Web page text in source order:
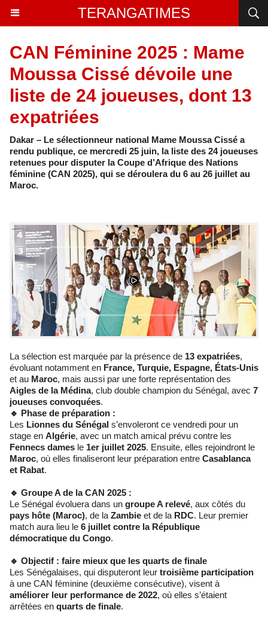
TERANGATIMES
CAN Féminine 2025 : Mame
Moussa Cissé dévoile une
liste de 24 joueuses, dont 13
expatriées
Dakar – Le sélectionneur national Mame Moussa Cissé a
rendu publique, ce mercredi 25 juin, la liste des 24 joueuses
retenues pour disputer la Coupe d’Afrique des Nations
féminine (CAN 2025), qui se déroulera du 6 au 26 juillet au
Maroc.
La sélection est marquée par la présence de 13 expatriées,
évoluant notamment en France, Turquie, Espagne, États-Unis
et au Maroc, mais aussi par une forte représentation des
Aigles de la Médina, club double champion du Sénégal, avec 7
joueuses convoquées.
🔹 Phase de préparation :
Les Lionnes du Sénégal s’envoleront ce vendredi pour un
stage en Algérie, avec un match amical prévu contre les
Fennecs dames le 1er juillet 2025. Ensuite, elles rejoindront le
Maroc, où elles finaliseront leur préparation entre Casablanca
et Rabat.
🔹 Groupe A de la CAN 2025 :
Le Sénégal évoluera dans un groupe A relevé, aux côtés du
pays hôte (Maroc), de la Zambie et de la RDC. Leur premier
match aura lieu le 6 juillet contre la République
démocratique du Congo.
🔹 Objectif : faire mieux que les quarts de finale
Les Sénégalaises, qui disputeront leur troisième participation
à une CAN féminine (deuxième consécutive), visent à
améliorer leur performance de 2022, où elles s’étaient
arrêtées en quarts de finale.